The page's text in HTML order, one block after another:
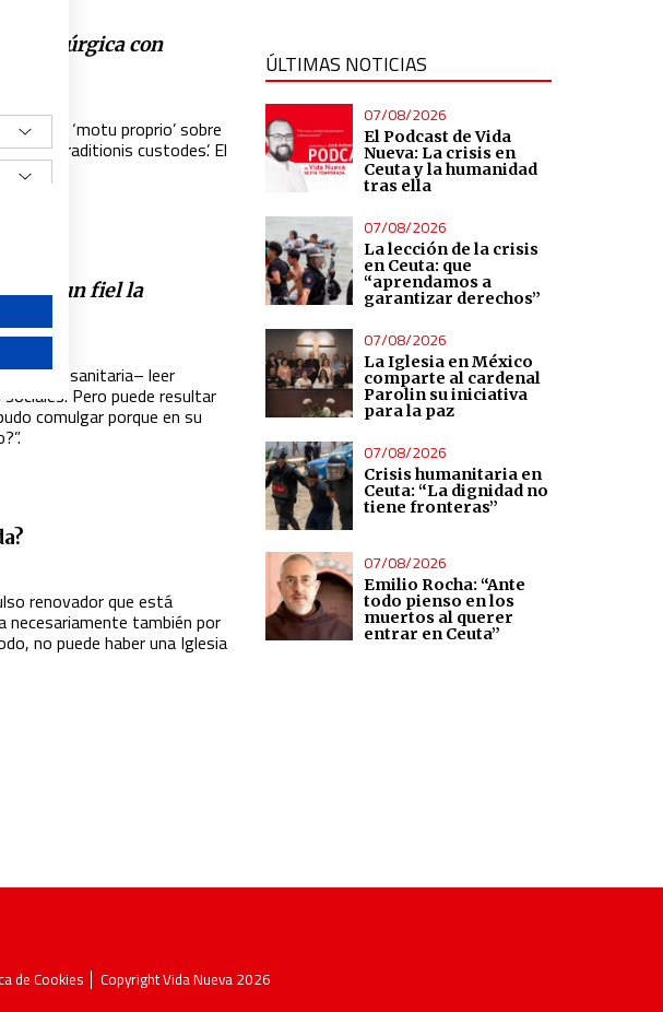
paz litúrgica con
de ‘motu proprio’ sobre
‘Traditionis custodes’. El
a un fiel la
sanitaria– leer
Pero puede resultar
comulgar porque en su
renovador que está
necesariamente también por
no puede haber una Iglesia
ÚLTIMAS NOTICIAS
07/08/2026
El Podcast de Vida
Nueva: La crisis en
Ceuta y la humanidad
tras ella
07/08/2026
La lección de la crisis
en Ceuta: que
“aprendamos a
garantizar derechos”
07/08/2026
La Iglesia en México
comparte al cardenal
Parolin su iniciativa
para la paz
07/08/2026
Crisis humanitaria en
Ceuta: “La dignidad no
tiene fronteras”
07/08/2026
Emilio Rocha: “Ante
todo pienso en los
muertos al querer
entrar en Ceuta”
de Cookies Copyright Vida Nueva 2026